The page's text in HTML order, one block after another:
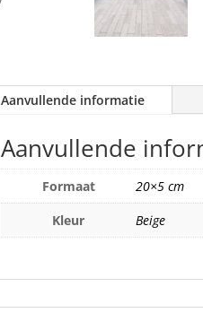
Aanvullende informatie
Aanvullende
Formaat
20×5 cm
Kleur
Beige